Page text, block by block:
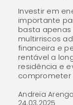
Investir em
importante
basta apenas
multirriscos
financeira e
rentável a
residência e
comprometer
Andreia Arenga
24.03.2025